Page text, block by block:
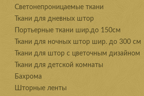
Светонепроницаемые ткани
Ткани для дневных штор
Портьерные ткани шир.до 150см
Ткани для ночных штор шир. до 300 см
Ткани для штор с цветочным дизайном
Ткани для детской комнаты
Бахрома
Шторные ленты